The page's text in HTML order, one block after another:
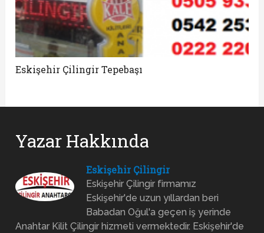
Eskişehir Çilingir Tepebaşı
Yazar Hakkında
Eskişehir Çilingir
Eskişehir Çilingir firmamız
Eskişehir'de uzun yıllardan beri
Babadan Oğul'a geçen iş yerinde
Anahtar Kilit Çilingir hizmeti vermektedir. Eskişehir'de